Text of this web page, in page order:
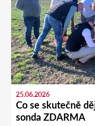
25.06.2026
Co se skutečně
sonda ZDARMA